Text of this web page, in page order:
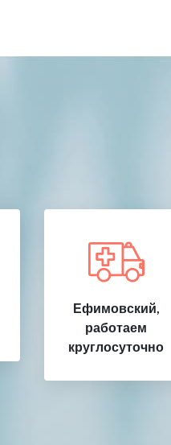
Ефимовский,
работаем
круглосуточно